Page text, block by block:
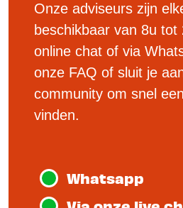
Onze adviseurs zijn
beschikbaar van 8u tot
online chat of via
onze FAQ of sluit je
community om snel
vinden.
Whatsapp